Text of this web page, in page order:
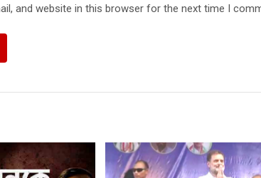
and website in this browser for the next time I